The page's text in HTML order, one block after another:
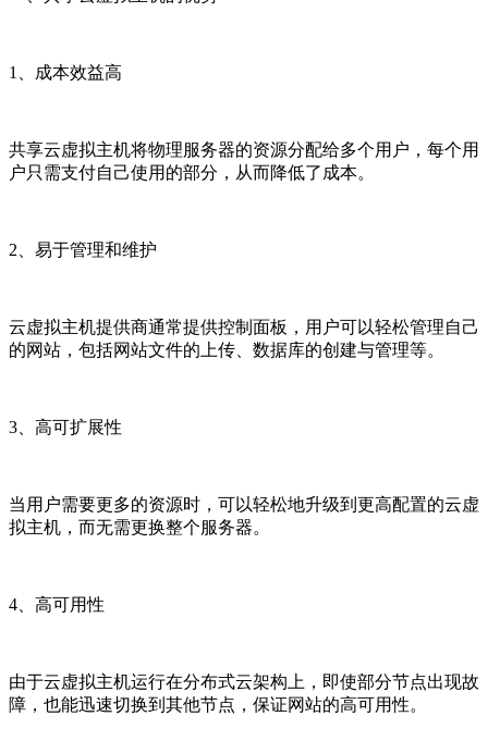
1、成本效益高
共享云虚拟主机将物理服务器的资源分配给多个用户，每个用
户只需支付自己使用的部分，从而降低了成本。
2、易于管理和维护
云虚拟主机提供商通常提供控制面板，用户可以轻松管理自己
的网站，包括网站文件的上传、数据库的创建与管理等。
3、高可扩展性
当用户需要更多的资源时，可以轻松地升级到更高配置的云虚
拟主机，而无需更换整个服务器。
4、高可用性
由于云虚拟主机运行在分布式云架构上，即使部分节点出现故
障，也能迅速切换到其他节点，保证网站的高可用性。